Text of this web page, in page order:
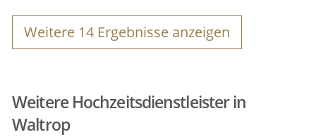
Weitere 14 Ergebnisse anzeigen
Weitere Hochzeitsdienstleister in
Waltrop